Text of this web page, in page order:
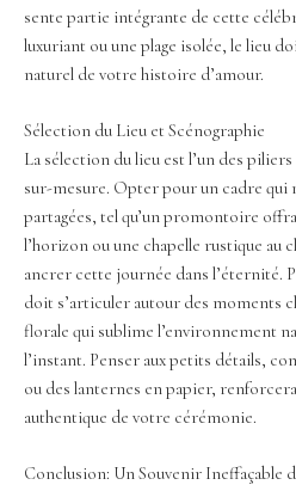
sente partie intégrante de cette
luxuriant ou une plage isolée, le lieu
naturel de votre histoire d’amour.
Sélection du Lieu et Scénographie
La sélection du lieu est l’un des
sur-mesure. Opter pour un cadre
partagées, tel qu’un promontoire
l’horizon ou une chapelle rustique
ancrer cette journée dans l’éternité.
doit s’articuler autour des moments
florale qui sublime l’environnement
l’instant. Penser aux petits détails,
ou des lanternes en papier,
authentique de votre cérémonie.
Conclusion: Un Souvenir Ineffaçable